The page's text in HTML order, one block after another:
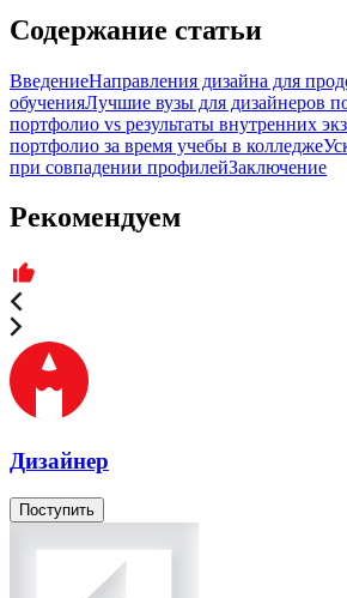
Содержание статьи
ВведениеНаправления дизайна для
обученияЛучшие вузы для дизайнеров
портфолио vs результаты внутренних
портфолио за время учебы в колледже
при совпадении профилейЗаключение
Рекомендуем
Дизайнер
Поступить